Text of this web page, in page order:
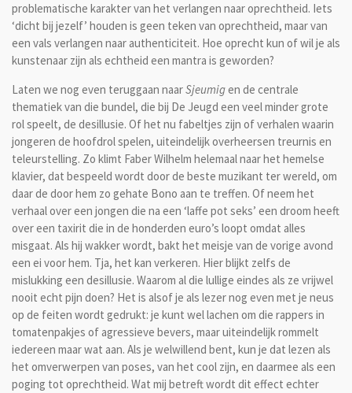
problematische karakter van het verlangen naar oprechtheid. Iets
‘dicht bij jezelf’ houden is geen teken van oprechtheid, maar van
een vals verlangen naar authenticiteit. Hoe oprecht kun of wil je als
kunstenaar zijn als echtheid een mantra is geworden?
Laten we nog even teruggaan naarSjeumigen de centrale
thematiek van die bundel, die bij De Jeugd een veel minder grote
rol speelt, de desillusie. Of het nu fabeltjes zijn of verhalen waarin
jongeren de hoofdrol spelen, uiteindelijk overheersen treurnis en
teleurstelling. Zo klimt Faber Wilhelm helemaal naar het hemelse
klavier, dat bespeeld wordt door de beste muzikant ter wereld, om
daar de door hem zo gehate Bono aan te treffen. Of neem het
verhaal over een jongen die na een ‘laffe pot seks’ een droom heeft
over een taxirit die in de honderden euro’s loopt omdat alles
misgaat. Als hij wakker wordt, bakt het meisje van de vorige avond
een ei voor hem. Tja, het kan verkeren. Hier blijkt zelfs de
mislukking een desillusie. Waarom al die lullige eindes als ze vrijwel
nooit echt pijn doen? Het is alsof je als lezer nog even met je neus
op de feiten wordt gedrukt: je kunt wel lachen om die rappers in
tomatenpakjes of agressieve bevers, maar uiteindelijk rommelt
iedereen maar wat aan. Als je welwillend bent, kun je dat lezen als
het omverwerpen van poses, van het cool zijn, en daarmee als een
poging tot oprechtheid. Wat mij betreft wordt dit effect echter